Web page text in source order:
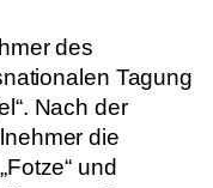
des
Tagung
Nach der
die
und